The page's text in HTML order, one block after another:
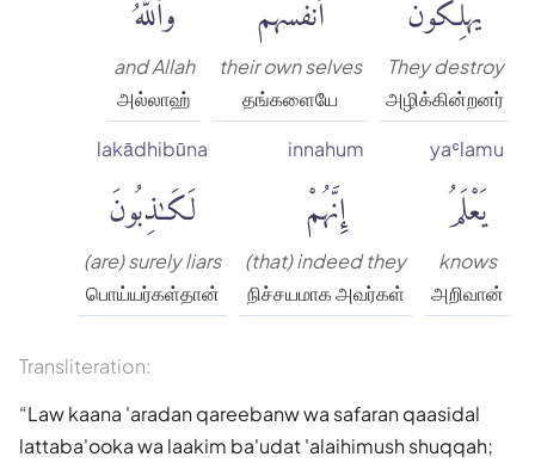
They destroy
அழிக்கின்றனர்
their own selves
தங்களையே
and Allah
அல்லாஹ்
yaʿlamu
يَعْلَمُ
knows
அறிவான்
innahum
إِنَّهُمْ
(that) indeed they
நிச்சயமாக அவர்கள்
lakādhibūna
لَكَٰذِبُونَ
(are) surely liars
பொய்யர்கள்தான்
Transliteration:
Law kaana 'aradan qareebanw wa safaran qaasidal
lattaba'ooka wa laakim ba'udat 'alaihimush shuqqah;